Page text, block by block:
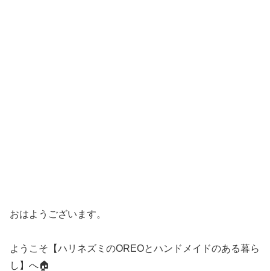
おはようございます。
ようこそ【ハリネズミのOREOとハンドメイドのある暮ら
し】へ🏠